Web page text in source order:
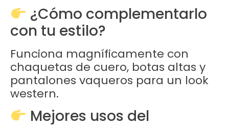
¿Cómo complementarlo
con tu estilo?
Funciona magníficamente con
chaquetas de cuero, botas altas y
pantalones vaqueros para un look
western.
Mejores usos del